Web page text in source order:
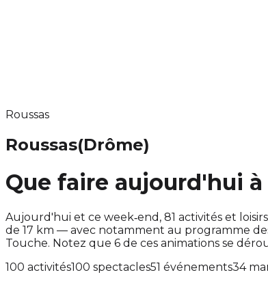
Roussas
Roussas(Drôme)
Que faire aujourd'hui à
Aujourd'hui et ce week‑end, 81 activités et
de 17 km — avec notamment au programme
Touche. Notez que 6 de ces animations se
100 activités100 spectacles51 événements34